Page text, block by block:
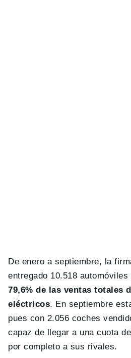
De enero a septiembre, la
entregado 10.518
79,6% de las ventas totales
eléctricos. En septiembre
pues con 2.056 coches
capaz de llegar a una cuota
por completo a sus rivales.